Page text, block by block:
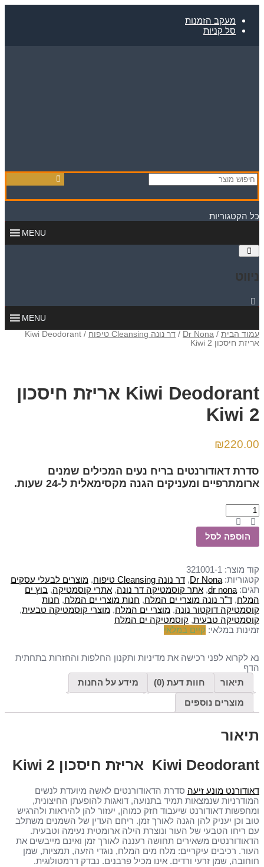
content
מעקב הזמנות
סל קניות
כל הקטגוריות
MENU
ניווט
MENU
עמוד הבית /
Dr Nona
/ דר נונה Cleansing טיפוח
/ Kiwi Deodorant
אריזת חיסכון 2 Kiwi
Kiwi Deodorant אריזת חיסכון
2 Kiwi
₪220.00
סדרת דאודורנטים בריח נעים המכילים שמנים
ארומתרפיים ומעניקים הגנה מקסימאלית ל-24 שעות.
הוספה לסל
קוד מוצר: 321001-1
קטגוריות: Dr Nona
, דר נונה Cleansing טיפוח , מוצרים לבעלי עסקים
תגים: dr nona
, אתר קוסמטיקה דר נונה, אתרי קוסמטיקה, בוץ ים
המלח, ד"ר נונה מוצרי ים המלח, חנות מוצרי ים המלח, חנות
קוסמטיקה דוקטור נונה, מוצרי ים המלח, מוצרי קוסמטיקה טבעית,
קוסמטיקה טבעית, קוסמטיקה ים המלח
זמינות במלאי: קיים במלאי
נא לקרוא לפני רכישה את מדיניות ותקנון החלפות והחזרות בתחתית
הדף
תיאור
חוות דעת (0)
מידע על החנות
מוצרים נוספים
תיאור
Kiwi Deodorant אריזת חיסכון 2 Kiwi
דאודורנט מונע זיעה סדרת הדאודורנטים לאשה מיועדת לנשים
המודרניות שנמצאות תמיד בתנועה, דואגות להופעתן החיצונית,
ומחפשות דאודורנט שיעבוד חזק כמוהן, יעזור להן להיראות ולהרגיש
טוב וכן יעניק להן הגנה לאורך זמן. ריחם העדין של השמנים משתלב
עם ריחו הטבעי של העור ונוצרת הילה ארומטית נעימה וטבעית.
הדאודורנטים משאירים תחושה רעננה לאורך זמן ואינם מייבשים את
העור. רכיבים עיקריים: מלח מים המלח, נוגדי הזעה, תמציות, שמן
חוחובה, שמן זרעי ורדים. אינו מכיל פרבנים. נבדק דרמטולוגית.